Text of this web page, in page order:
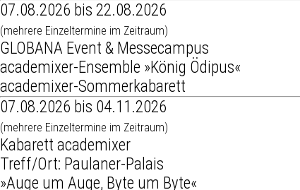
07.08.2026 bis 22.08.2026
(mehrere Einzeltermine im Zeitraum)
GLOBANA Event & Messecampus
academixer-Ensemble »König Ödipus«
academixer-Sommerkabarett
07.08.2026 bis 04.11.2026
(mehrere Einzeltermine im Zeitraum)
Kabarett academixer
Treff/Ort: Paulaner-Palais
»Auge um Auge, Byte um Byte«